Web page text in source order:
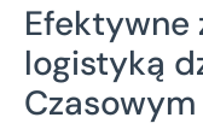
Efektywne
logistyką
Czasowym